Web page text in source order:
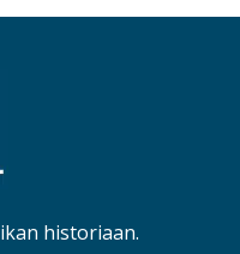
historiaan.